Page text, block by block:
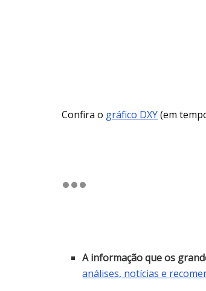
Confira o gráfico DXY(em
A informação que os
análises, notícias e